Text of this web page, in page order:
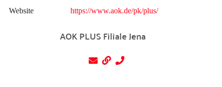
Website https://www.aok.de/pk/plus/
AOK PLUS Filiale Jena